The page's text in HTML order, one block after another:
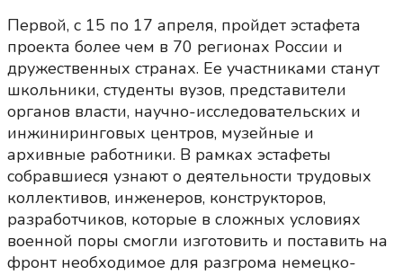
Первой, с 15 по 17 апреля, пройдет эстафета
проекта более чем в 70 регионах России и
дружественных странах. Ее участниками станут
школьники, студенты вузов, представители
органов власти, научно-исследовательских и
инжиниринговых центров, музейные и
архивные работники. В рамках эстафеты
собравшиеся узнают о деятельности трудовых
коллективов, инженеров, конструкторов,
разработчиков, которые в сложных условиях
военной поры смогли изготовить и поставить на
фронт необходимое для разгрома немецко-